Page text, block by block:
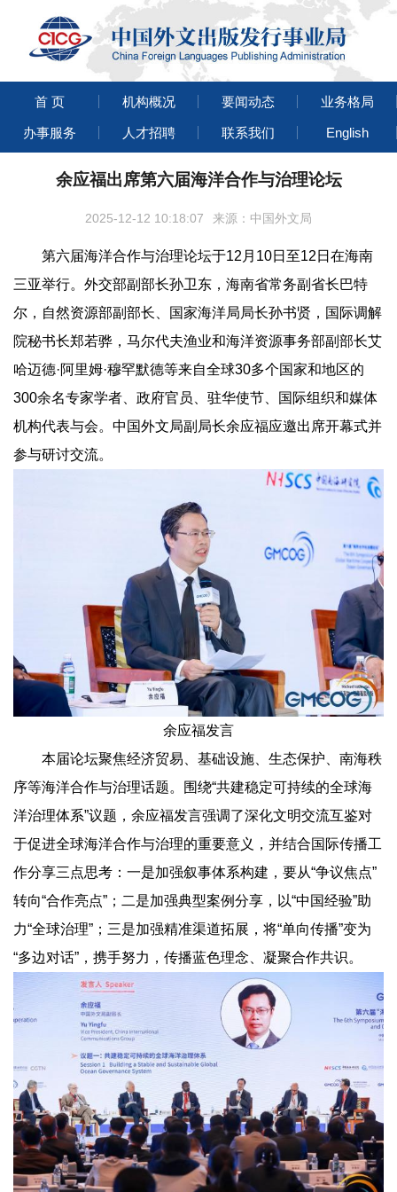
首 页 机构概况 要闻动态 业务格局
办事服务 人才招聘 联系我们 English
余应福出席第六届海洋合作与治理论坛
2025-12-12 10:18:07 来源：中国外文局
第六届海洋合作与治理论坛于12月10日至12日在海南
三亚举行。外交部副部长孙卫东，海南省常务副省长巴特
尔，自然资源部副部长、国家海洋局局长孙书贤，国际调解
院秘书长郑若骅，马尔代夫渔业和海洋资源事务部副部长艾
哈迈德·阿里姆·穆罕默德等来自全球30多个国家和地区的
300余名专家学者、政府官员、驻华使节、国际组织和媒体
机构代表与会。中国外文局副局长余应福应邀出席开幕式并
参与研讨交流。
余应福发言
本届论坛聚焦经济贸易、基础设施、生态保护、南海秩
序等海洋合作与治理话题。围绕“共建稳定可持续的全球海
洋治理体系”议题，余应福发言强调了深化文明交流互鉴对
于促进全球海洋合作与治理的重要意义，并结合国际传播工
作分享三点思考：一是加强叙事体系构建，要从“争议焦点”
转向“合作亮点”；二是加强典型案例分享，以“中国经验”助
力“全球治理”；三是加强精准渠道拓展，将“单向传播”变为
“多边对话”，携手努力，传播蓝色理念、凝聚合作共识。